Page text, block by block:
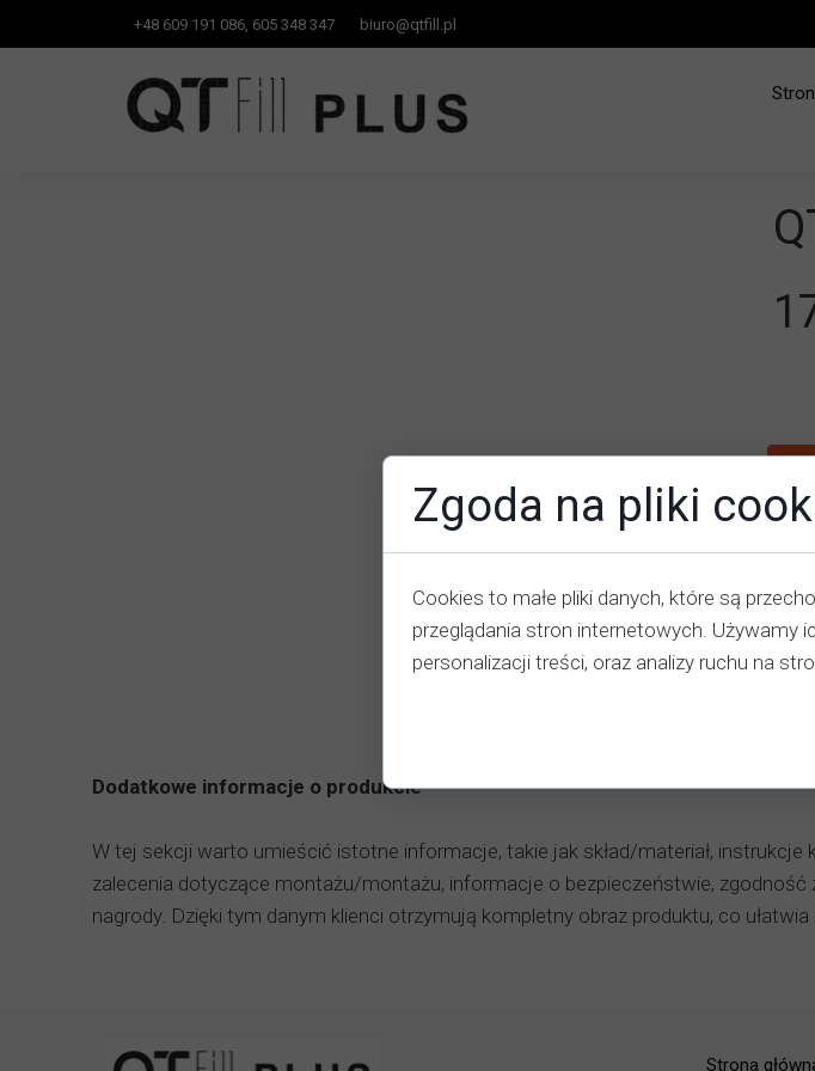
+48 609 191 086, 605 348 347 biuro@qtfill.pl
Dodatkowe informacje o produkcie
W tej sekcji warto umieścić istotne informacje, takie jak skład/materiał,
zalecenia dotyczące montażu/montażu, informacje o bezpieczeństwie,
nagrody. Dzięki tym danym klienci otrzymują kompletny obraz produktu, co
Strona
Zgoda na pliki
Cookies to małe pliki danych, które są
przeglądania stron internetowych. Używamy
personalizacji treści, oraz analizy ruchu na